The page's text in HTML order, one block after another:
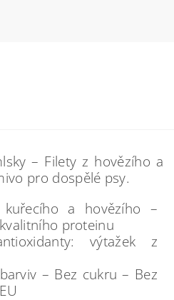
– Filety z hovězího a
pro dospělé psy.
kuřecího a hovězího –
proteinu
výtažek z
– Bez cukru – Bez